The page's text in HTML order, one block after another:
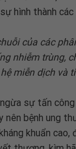
hình thành các
của các
nhiễm trùng,
miễn dịch và
sự tấn
nên bệnh ung
khuẩn cao,